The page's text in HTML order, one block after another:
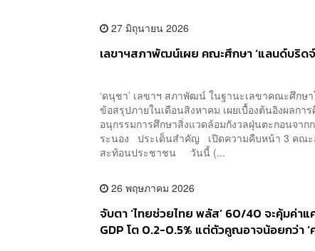
27 มิถุนายน 2026
เลขาฯสภาพัฒน์เผย คณะศึกษา ‘แลนด์บริด
‘ดนุชา’ เลขาฯ สภาพัฒน์ ในฐานะเลขาคณะศึกษ
ข้อสรุปภายในเดือนสิงหาคม เผยเบื้องต้นอิงผลก
อนุกรรมการศึกษาสิ่งแวดล้อมกังวลฝุ่นตะกอนจาก
ระนอง ประเด็นสำคัญ เปิดความคืบหน้า 3 คณะ
สะท้อนประชาชน วันนี้ (...
26 พฤษภาคม 2026
จับตา ‘ไทยช่วยไทย พลัส’ 60/40 จะคุ้มค่า
GDP โต 0.2-0.5% แต่ตัวคูณอาจน้อยกว่า ‘